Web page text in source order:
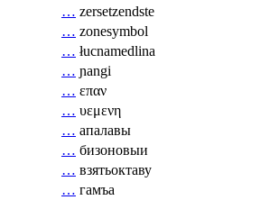
… zersetzendste
… zonesymbol
… łucnamedlina
… ɲangi
… επαν
… υεμενη
… апалавы
… бизоновыи
… взятьоктаву
… гамъа